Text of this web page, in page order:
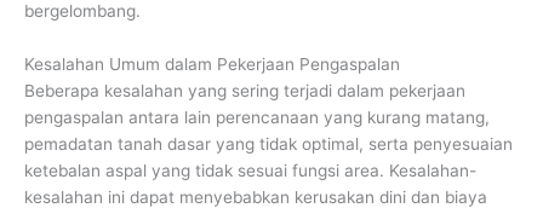
bergelombang.
Kesalahan Umum dalam Pekerjaan Pengaspalan
Beberapa kesalahan yang sering terjadi dalam pekerjaan
pengaspalan antara lain perencanaan yang kurang matang,
pemadatan tanah dasar yang tidak optimal, serta penyesuaian
ketebalan aspal yang tidak sesuai fungsi area. Kesalahan-
kesalahan ini dapat menyebabkan kerusakan dini dan biaya